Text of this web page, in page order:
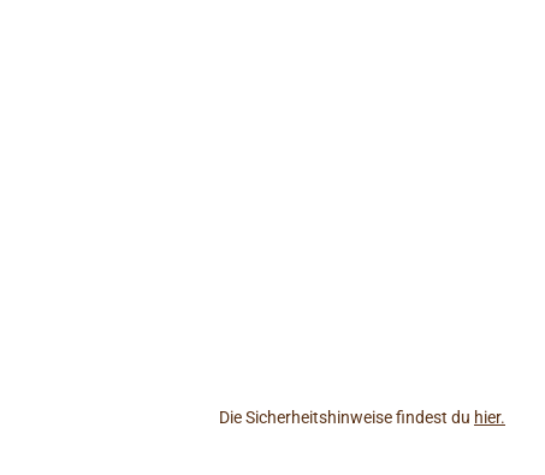
Die Sicherheitshinweise findest du hier.